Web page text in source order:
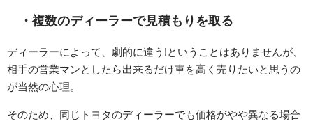
・複数のディーラーで見積もりを取る
ディーラーによって、劇的に違う!ということはありませんが、
相手の営業マンとしたら出来るだけ車を高く売りたいと思うの
が当然の心理。
そのため、同じトヨタのディーラーでも価格がやや異なる場合